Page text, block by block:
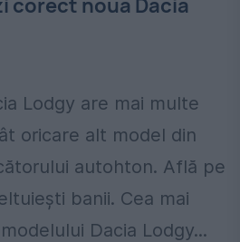
Lodgy are mai multe
oricare alt model din
autohton. Află pe
banii. Cea mai
Dacia Lodgy...